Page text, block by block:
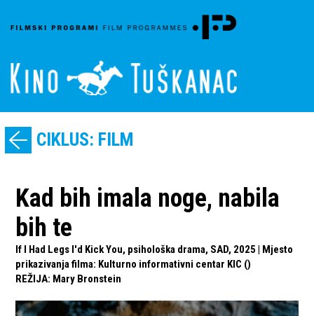
CIKLUS: FILM
Kad bih imala noge, nabila
bih te
If I Had Legs I'd Kick You, psihološka drama, SAD, 2025 | Mjesto
prikazivanja filma: Kulturno informativni centar KIC ()
REŽIJA: Mary Bronstein